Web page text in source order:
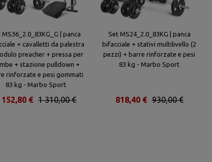
MS36_2.0_83KG_G | panca
+ cavalletti da palestra
preacher + pressa per
+ stazione pulldown +
rinforzate e pesi gommati
83 kg - Marbo Sport
1 310,00 €
152,80 €
Set MS24_2.0_83KG | panca
bifacciale + stativi multilivello (2
pezzi) + barre rinforzate e pesi
83 kg - Marbo Sport
930,00 €
818,40 €